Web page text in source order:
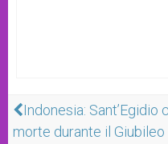
Indonesia:
morte durante il Giubileo